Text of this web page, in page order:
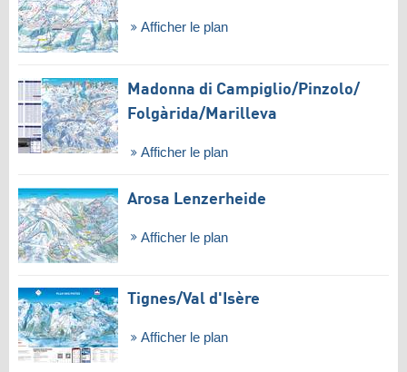
Afficher le plan
Madonna di Campiglio/​Pinzolo/​
Folgàrida/​Marilleva
Afficher le plan
Arosa Lenzerheide
Afficher le plan
Tignes/​Val d'Isère
Afficher le plan